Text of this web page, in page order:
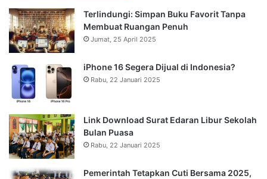
Terlindungi: Simpan Buku Favorit Tanpa
Membuat Ruangan Penuh
Jumat, 25 April 2025
iPhone 16 Segera Dijual di Indonesia?
Rabu, 22 Januari 2025
Link Download Surat Edaran Libur Sekolah
Bulan Puasa
Rabu, 22 Januari 2025
Pemerintah Tetapkan Cuti Bersama 2025,